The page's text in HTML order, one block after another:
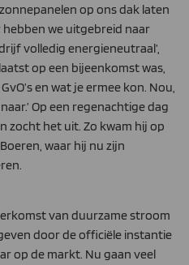
op ons dak laten
hebben we uitgebreid naar
volledig energieneutraal’,
op een bijeenkomst was,
en wat je ermee kon. Nou,
Op een regenachtige dag
zocht het uit. Zo kwam hij op
waar hij nu zijn
van duurzame stroom
door de officiële instantie
op de markt. Nu gaan veel